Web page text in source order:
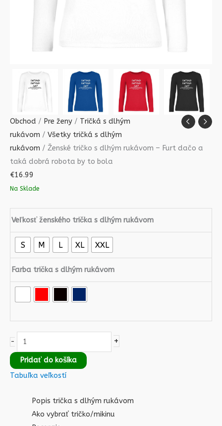
Obchod / Pre ženy / Tričká s dlhým
rukávom / Všetky tričká s dlhým
rukávom / Ženské tričko s dlhým rukávom – Furt dačo a
taká dobrá robota by to bola
€16.99
Na Sklade
Veľkosť ženského trička s dlhým rukávom
S M L XL XXL
Farba trička s dlhým rukávom
- +
Pridať do košíka
Tabuľka veľkostí
Popis trička s dlhým rukávom
Ako vybrať tričko/mikinu